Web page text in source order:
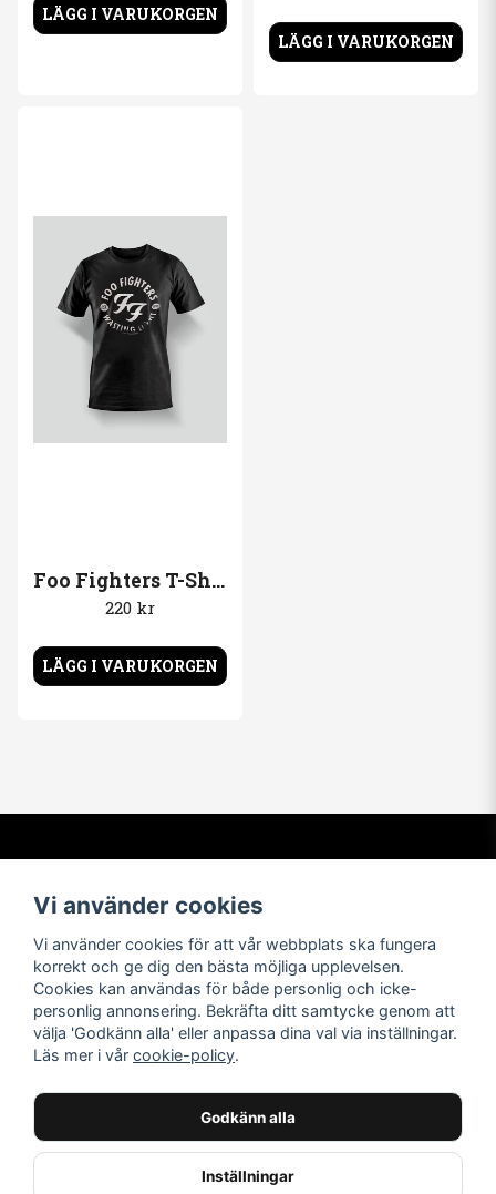
LÄGG I VARUKORGEN
LÄGG I VARUKORGEN
Foo Fighters T-Shirt Wasting light
220 kr
LÄGG I VARUKORGEN
info@t-shirtbymail.com
Vi har varit i t-shirtbranschen
av högsta kvalitet till nöjda
kunder över hela världen.
Navigera
Leverans och retur
butiks info
Följ oss
Instagram
Vi använder cookies
Vi använder cookies för att vår webbplats ska fungera
korrekt och ge dig den bästa möjliga upplevelsen.
Cookies kan användas för både personlig och icke-
personlig annonsering. Bekräfta ditt samtycke genom att
välja 'Godkänn alla' eller anpassa dina val via inställningar.
Läs mer i vår cookie-policy.
Godkänn alla
Inställningar